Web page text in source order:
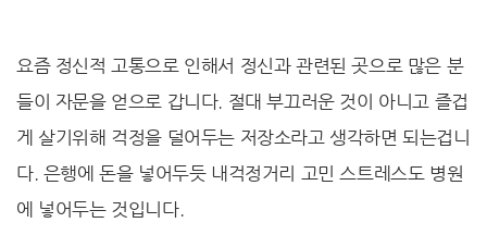
요즘 정신적 고통으로 인해서 정신과 관련된 곳으로 많은 분
들이 자문을 얻으로 갑니다. 절대 부끄러운 것이 아니고 즐겁
게 살기위해 걱정을 덜어두는 저장소라고 생각하면 되는겁니
다. 은행에 돈을 넣어두듯 내걱정거리 고민 스트레스도 병원
에 넣어두는 것입니다.